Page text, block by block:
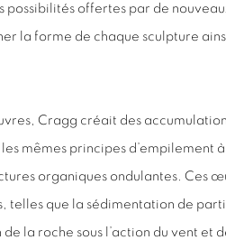
possibilités offertes par de
la forme de chaque sculpture
Cragg créait des
mêmes principes d’empilement
organiques ondulantes. Ces
telles que la sédimentation de
de la roche sous l’action du vent et